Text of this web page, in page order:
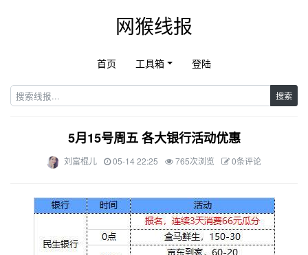
网猴线报
首页 工具箱 登陆
搜索
5月15号周五 各大银行活动优惠
刘富棍儿 05-14 22:25 765次浏览 0条评论